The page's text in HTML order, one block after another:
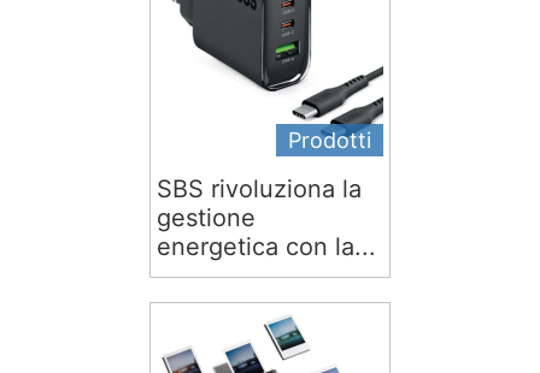
Prodotti
SBS rivoluziona la
gestione
energetica con la...